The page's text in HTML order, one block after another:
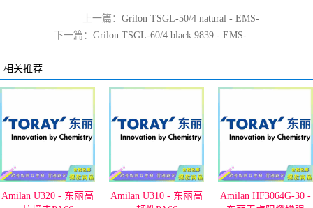
上一篇：Grilon TSGL-50/4 natural - EMS-
GRIVORY代理
下一篇： Grilon TSGL-60/4 black 9839 - EMS-
相关推荐
Amilan U320 - 东丽高
Amilan U310 - 东丽高
Amilan HF3064G-30 -